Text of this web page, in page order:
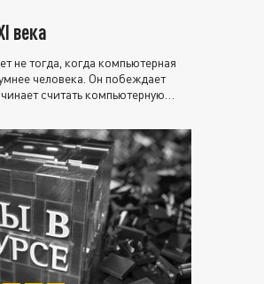
века
не тогда, когда компьютерная
человека. Он побеждает
считать компьютерную